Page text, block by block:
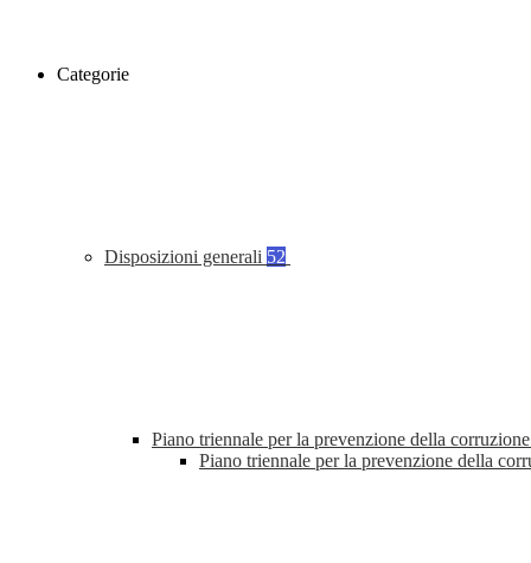
Categorie
Disposizioni generali 52
Piano triennale per la prevenzione della
Piano triennale per la prevenzione della